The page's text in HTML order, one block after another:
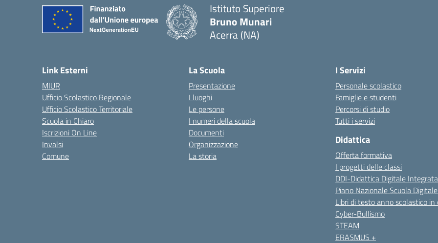
Istituto Superiore
Bruno Munari
Acerra (NA)
Link Esterni
MIUR
Ufficio Scolastico Regionale
Ufficio Scolastico Territoriale
Scuola in Chiaro
Iscrizioni On Line
Invalsi
Comune
La Scuola
Presentazione
I luoghi
Le persone
I numeri della scuola
Documenti
Organizzazione
La storia
I Servizi
Personale scolastico
Famiglie e studenti
Percorsi di studio
Tutti i servizi
Didattica
Offerta formativa
I progetti delle classi
DDI-Didattica Digitale Integrata
Piano Nazionale Scuola
Libri di testo anno scolastico in
Cyber-Bullismo
STEAM
ERASMUS +